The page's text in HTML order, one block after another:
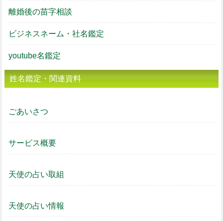
離婚後の苗字相談
ビジネスネーム・社名鑑定
youtube名鑑定
姓名鑑定・関連資料
ごあいさつ
サービス概要
天使の占い取組
天使の占い情報